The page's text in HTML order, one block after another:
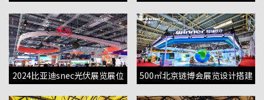
设计搭建
建
2024比亚迪snec光伏展览展位
搭建布置
500㎡北京链博会展览设计搭建
项目